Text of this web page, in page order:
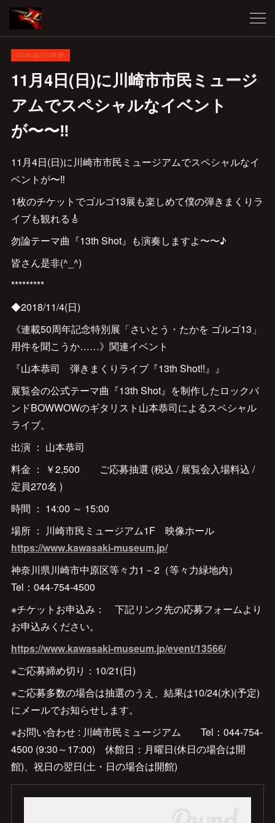
2018.09.03 06:36
11月4日(日)に川崎市市民ミュージ
アムでスペシャルなイベント
が〜〜‼︎
11月4日(日)に川崎市市民ミュージアムでスペシャルなイ
ベントが〜‼︎
1枚のチケットでゴルゴ13展も楽しめて僕の弾きまくりラ
イブも観れる🎸
勿論テーマ曲『13th Shot』も演奏しますよ〜〜♪
皆さん是非(^_^)
*********
◆2018/11/4(日)
《連載50周年記念特別展「さいとう・たかを ゴルゴ13」
用件を聞こうか……》関連イベント
『山本恭司 弾きまくりライブ『13th Shot!!』』
展覧会の公式テーマ曲『13th Shot』を制作したロックバ
ンドBOWWOWのギタリスト山本恭司によるスペシャル
ライブ。
出演 ： 山本恭司
料金 ： ￥2,500 ご応募抽選 (税込 / 展覧会入場料込 /
定員270名 )
時間 ： 14:00 ～ 15:00
場所 ： 川崎市民ミュージアム1F 映像ホール
https://www.kawasaki-museum.jp/
神奈川県川崎市中原区等々力1－2（等々力緑地内）
Tel：044-754-4500
※チケットお申込み： 下記リンク先の応募フォームより
お申込みください。
https://www.kawasaki-museum.jp/event/13566/
※ご応募締め切り：10/21(日)
※ご応募多数の場合は抽選のうえ、結果は10/24(水)(予定)
にメールでお知らせします。
※お問い合わせ : 川崎市民ミュージアム Tel：044-754-
4500 (9:30～17:00) 休館日：月曜日(休日の場合は開
館)、祝日の翌日(土・日の場合は開館)